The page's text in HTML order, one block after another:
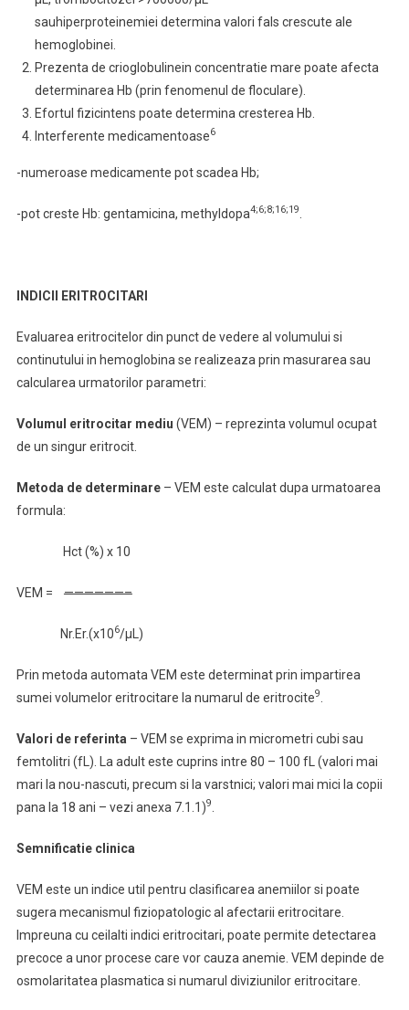
sauhiperproteinemiei determina valori fals crescute ale
hemoglobinei.
Prezenta de crioglobulinein concentratie mare poate afecta
determinarea Hb (prin fenomenul de floculare).
Efortul fizicintens poate determina cresterea Hb.
Interferente medicamentoase6
-numeroase medicamente pot scadea Hb;
-pot creste Hb: gentamicina, methyldopa4;6;8;16;19
INDICII ERITROCITARI
Evaluarea eritrocitelor din punct de vedere al volumului si
continutului in hemoglobina se realizeaza prin masurarea sau
calcularea urmatorilor parametri:
Volumul eritrocitar mediu (VEM) – reprezinta volumul ocupat
de un singur eritrocit.
Metoda de determinare– VEM este calculat dupa urmatoarea
formula:
Hct (%) x 10
VEM = ——————–
Nr.Er.(x106/μL)
Prin metoda automata VEM este determinat prin impartirea
sumei volumelor eritrocitare la numarul de eritrocite9
Valori de referinta – VEM se exprima in micrometri cubi sau
femtolitri (fL). La adult este cuprins intre 80 – 100 fL (valori mai
mari la nou-nascuti, precum si la varstnici; valori mai mici la copii
pana la 18 ani – vezi anexa 7.1.1)9
Semnificatie clinica
VEM este un indice util pentru clasificarea anemiilor si poate
sugera mecanismul fiziopatologic al afectarii eritrocitare.
Impreuna cu ceilalti indici eritrocitari, poate permite detectarea
precoce a unor procese care vor cauza anemie. VEM depinde de
osmolaritatea plasmatica si numarul diviziunilor eritrocitare.